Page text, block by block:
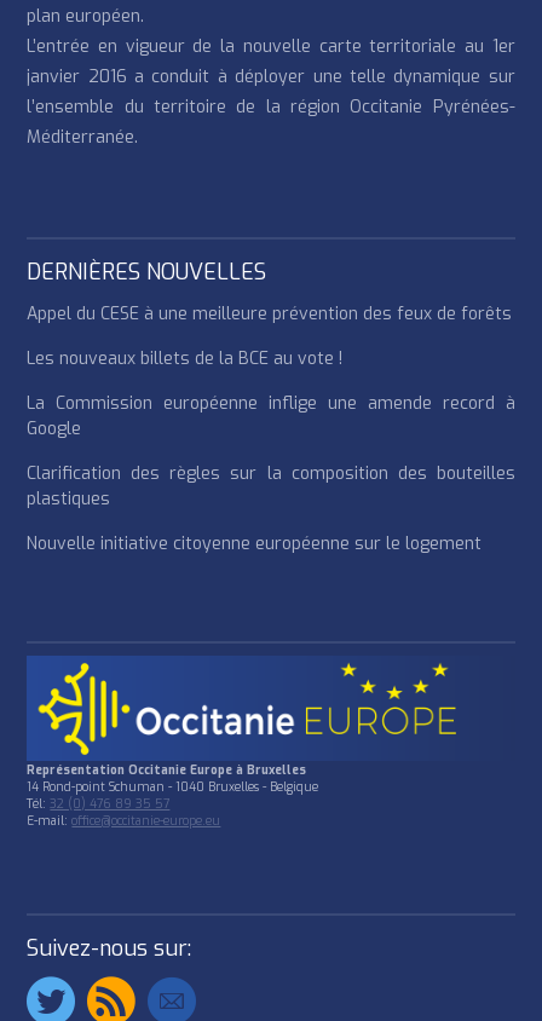
plan européen.
L’entrée en vigueur de la nouvelle carte territoriale au 1er
janvier 2016 a conduit à déployer une telle dynamique sur
l’ensemble du territoire de la région Occitanie Pyrénées-
Méditerranée.
DERNIÈRES NOUVELLES
Appel du CESE à une meilleure prévention des feux de forêts
Les nouveaux billets de la BCE au vote !
La Commission européenne inflige une amende record à
Google
Clarification des règles sur la composition des bouteilles
plastiques
Nouvelle initiative citoyenne européenne sur le logement
Représentation Occitanie Europe à Bruxelles
14 Rond-point Schuman - 1040 Bruxelles - Belgique
Tél:32 (0) 476 89 35 57
E-mail:office@occitanie-europe.eu
Suivez-nous sur: